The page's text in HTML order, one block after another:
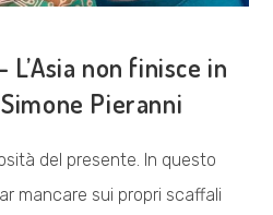
non finisce in
Pieranni
del presente. In questo
mancare sui propri scaffali